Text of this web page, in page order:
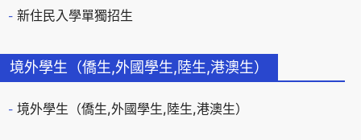
新住民入學單獨招生
境外學生（僑生,外國學生,陸生,港澳生）
境外學生（僑生,外國學生,陸生,港澳生）